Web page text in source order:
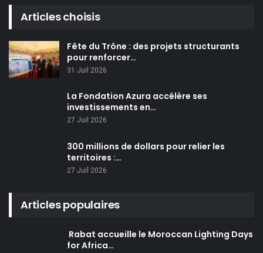
Articles choisis
Fête du Trône : des projets structurants
pour renforcer…
31 Juil 2026
La Fondation Azura accélère ses
investissements en…
27 Juil 2026
300 millions de dollars pour relier les
territoires :…
27 Juil 2026
Articles populaires
Rabat accueille le Moroccan Lighting Days
for Africa…